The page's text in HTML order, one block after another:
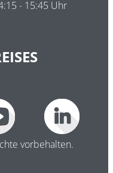
- 15:45 Uhr
vorbehalten.